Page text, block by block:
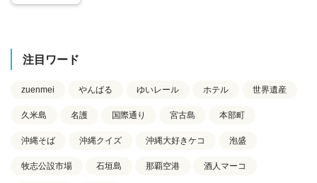
注目ワード
zuenmei やんばる ゆいレール ホテル 世界遺産
久米島 名護 国際通り 宮古島 本部町
沖縄そば 沖縄クイズ 沖縄大好きケコ 泡盛
牧志公設市場 石垣島 那覇空港 酒人マーコ